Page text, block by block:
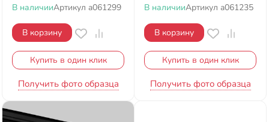
В наличииАртикул a061299
В корзину
Купить в один клик
Получить фото образца
В наличииАртикул a061235
В корзину
Купить в один клик
Получить фото образца